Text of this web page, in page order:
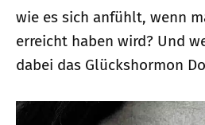
wie es sich anfühlt, wenn
erreicht haben wird? Und
dabei das Glückshormon